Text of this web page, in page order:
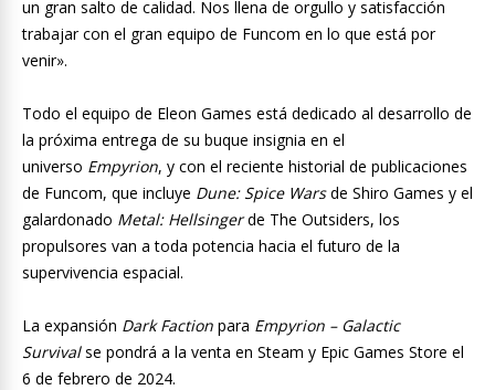
un gran salto de calidad. Nos llena de orgullo y satisfacción
trabajar con el gran equipo de Funcom en lo que está por
venir».
Todo el equipo de Eleon Games está dedicado al desarrollo de
la próxima entrega de su buque insignia en el
universo Empyrion, y con el reciente historial de publicaciones
de Funcom, que incluye Dune: Spice Warsde Shiro Games y el
galardonado Metal: Hellsingerde The Outsiders, los
propulsores van a toda potencia hacia el futuro de la
supervivencia espacial.
La expansión Dark Faction para Empyrion – Galactic
Survivalse pondrá a la venta en Steam y Epic Games Store el
6 de febrero de 2024.